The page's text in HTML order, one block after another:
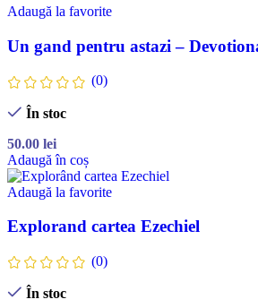
Adaugă la favorite
Un gand pentru astazi –
(0)
În stoc
50.00 lei
Adaugă în coș
Adaugă la favorite
Explorand cartea Ezechiel
(0)
În stoc